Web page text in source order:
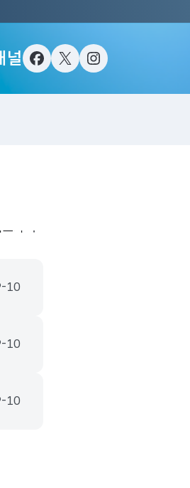
널 페이스북트위터(X)인스타그램
10
10
10
더보기